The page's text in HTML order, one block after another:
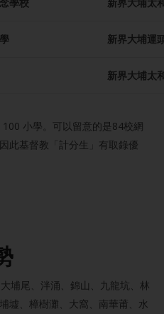
新界大埔運
新界大埔太
小學。可以留意的是84校網
此基督教「計分生」有取錄優
埔尾、泮涌、錦山、九龍坑、林
墟、樟樹灘、大窩、南華莆、水